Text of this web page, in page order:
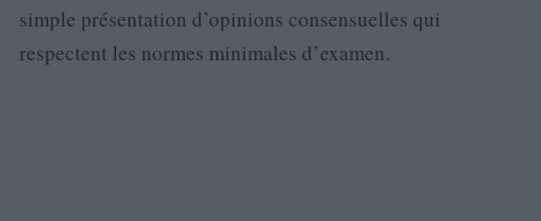
simple présentation d’opinions consensuelles qui
respectent les normes minimales d’examen.